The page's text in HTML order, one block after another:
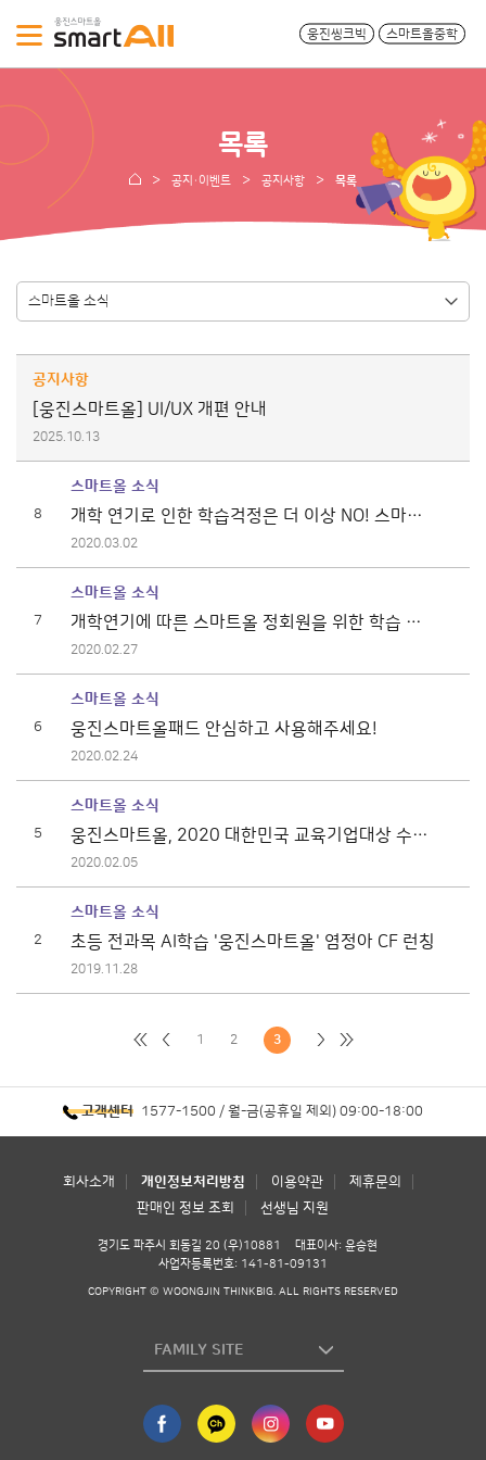
웅진씽크빅 스마트올중학
목록
공지·이벤트 공지사항 목록
공지사항
[웅진스마트올] UI/UX 개편 안내
2025.10.13
8
스마트올 소식
개학 연기로 인한 학습걱정은 더 이상 NO! 스마트
올 TV 개국!
2020.03.02
7
스마트올 소식
개학연기에 따른 스마트올 정회원을 위한 학습 돌
봄 서비스 실시 (3/2~4/3) 연장!!
2020.02.27
6
스마트올 소식
웅진스마트올패드 안심하고 사용해주세요!
2020.02.24
5
스마트올 소식
웅진스마트올, 2020 대한민국 교육기업대상 수
상!!
2020.02.05
2
스마트올 소식
초등 전과목 AI학습 '웅진스마트올' 염정아 CF 런칭
2019.11.28
1 2 3
고객센터 1577-1500 / 월-금(공휴일 제외) 09:00-18:00
회사소개 개인정보처리방침 이용약관
제휴문의
판매인 정보 조회
선생님 지원
경기도 파주시 회동길 20 (우)10881
대표이사: 윤승현
사업자등록번호: 141-81-09131
COPYRIGHT © WOONGJIN THINKBIG. ALL RIGHTS RESERVED
FAMILY SITE